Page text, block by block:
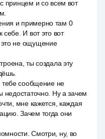
принцем и со всем вот
и примерно там 0
себе. И вот это вот
не ощущение
ты создала эту
тебе сообщение не
недостаточно. Ну а зачем
мне кажется, каждая
Зачем тогда они
Смотри, ну, во